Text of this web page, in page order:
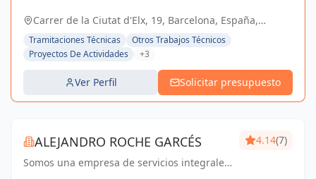
Ingeniería con una trayectoria sólida y
Carrer de la Ciutat d'Elx, 19, Barcelona, España,
España
Tramitaciones Técnicas
Otros Trabajos Técnicos
Proyectos De Actividades
+3
Ver Perfil Solicitar presupuesto
ALEJANDRO ROCHE GARCÉS
Somos una empresa de servicios integrales
4.14(7)